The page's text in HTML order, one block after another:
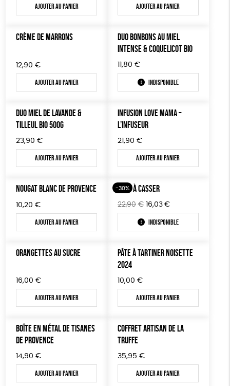
MAISON
Prix : du - cher au + cher
Disponibilité
50 € - 100 €
150 € - 200 €
Mots clés
FSC
Fabrication artisanale Oeko-Tex
Fabriqué en Espagne
Ajouter au panier Ajouter au panier
CRÈME DE MARRONS
12,90 €
Ajouter au panier
DUO BONBONS AU MIEL
INTENSE & COQUELICOT BIO
11,80 €
Indisponible
DUO MIEL DE LAVANDE &
TILLEUL BIO 500G
23,90 €
Ajouter au panier
INFUSION LOVE MAMA –
L’INFUSEUR
21,90 €
Ajouter au panier
NOUGAT BLANC DE PROVENCE
10,20 €
Ajouter au panier
-30%
OEUF À CASSER
22,90 € Le
prix
initial
16,03 €Le
prix
actuel
Indisponible
ORANGETTES AU SUCRE
16,00 €
Ajouter au panier
PÂTE À TARTINER NOISETTE
2024
10,00 €
Ajouter au panier
BOÎTE EN MÉTAL DE TISANES
DE PROVENCE
14,90 €
Ajouter au panier
COFFRET ARTISAN DE LA
TRUFFE
35,95 €
Ajouter au panier